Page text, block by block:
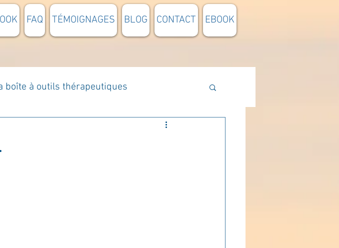
FAQ TÉMOIGNAGES BLOG CONTACT EBOOK
boîte à outils thérapeutiques
Méthodologie